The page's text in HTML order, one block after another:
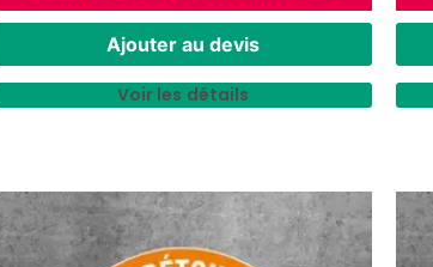
Ajouter au devis
Voir les détails